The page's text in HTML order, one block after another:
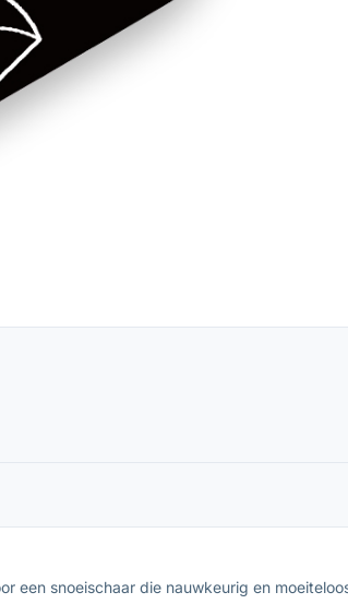
een snoeischaar die nauwkeurig en